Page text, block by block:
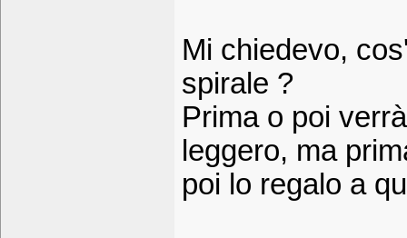
Mi chiedevo,
spirale ?
Prima o poi
leggero, ma
poi lo regalo a